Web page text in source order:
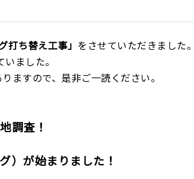
打ち替え工事」 をさせていただきました
ました。
ますので、是非ご一読ください。
調査！
）が始まりました！